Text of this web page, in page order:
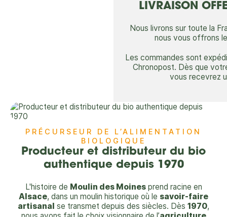
LIVRAISON
Nous livrons sur toute la
nous vous offrons
Les commandes sont
Chronopost. Dès que
vous recevrez
PRÉCURSEUR DE L’ALIMENTATION
BIOLOGIQUE
Producteur et distributeur du bio
authentique depuis 1970
L'histoire de Moulin des Moinesprend racine en
Alsace, dans un moulin historique où le savoir-faire
artisanal se transmet depuis des siècles. Dès 1970,